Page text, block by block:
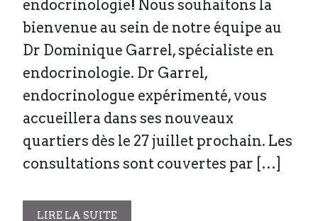
endocrinologie! Nous souhaitons la
bienvenue au sein de notre équipe au
Dr Dominique Garrel, spécialiste en
endocrinologie. Dr Garrel,
endocrinologue expérimenté, vous
accueillera dans ses nouveaux
quartiers dès le 27 juillet prochain. Les
consultations sont couvertes par […]
LIRE LA SUITE